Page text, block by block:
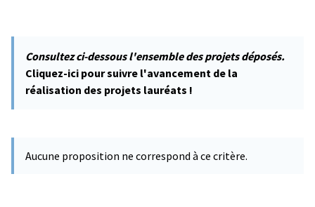
Consultez ci-dessous l'ensemble des projets déposés.
Cliquez-ici pour suivre l'avancement de la
réalisation des projets lauréats !
Aucune proposition ne correspond à ce critère.